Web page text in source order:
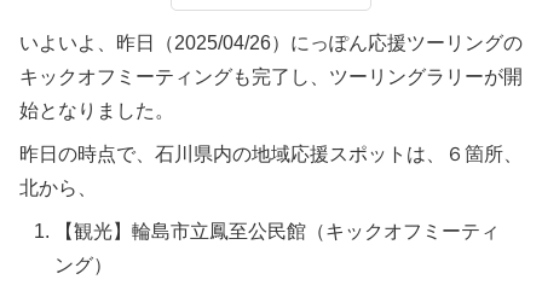
いよいよ、昨日（2025/04/26）にっぽん応援ツーリングの
キックオフミーティングも完了し、ツーリングラリーが開
始となりました。
昨日の時点で、石川県内の地域応援スポットは、６箇所、
北から、
【観光】輪島市立鳳至公民館（キックオフミーティ
ング）